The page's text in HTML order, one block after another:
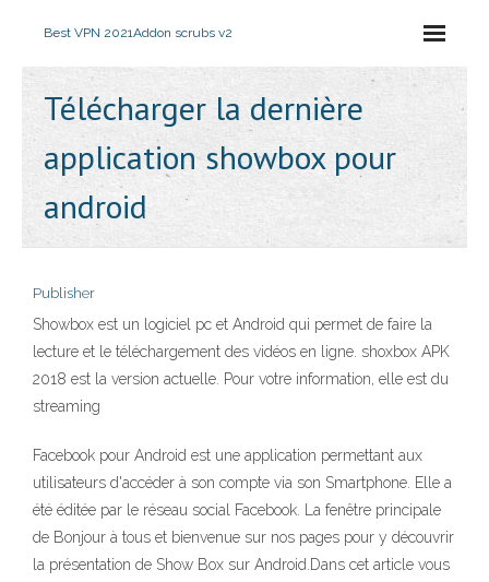
Best VPN 2021Addon scrubs v2
Télécharger la dernière
application showbox pour
android
Publisher
Showbox est un logiciel pc et Android qui permet de faire la
lecture et le téléchargement des vidéos en ligne. shoxbox APK
2018 est la version actuelle. Pour votre information, elle est du
streaming
Facebook pour Android est une application permettant aux
utilisateurs d'accéder à son compte via son Smartphone. Elle a
été éditée par le réseau social Facebook. La fenêtre principale
de Bonjour à tous et bienvenue sur nos pages pour y découvrir
la présentation de Show Box sur Android.Dans cet article vous